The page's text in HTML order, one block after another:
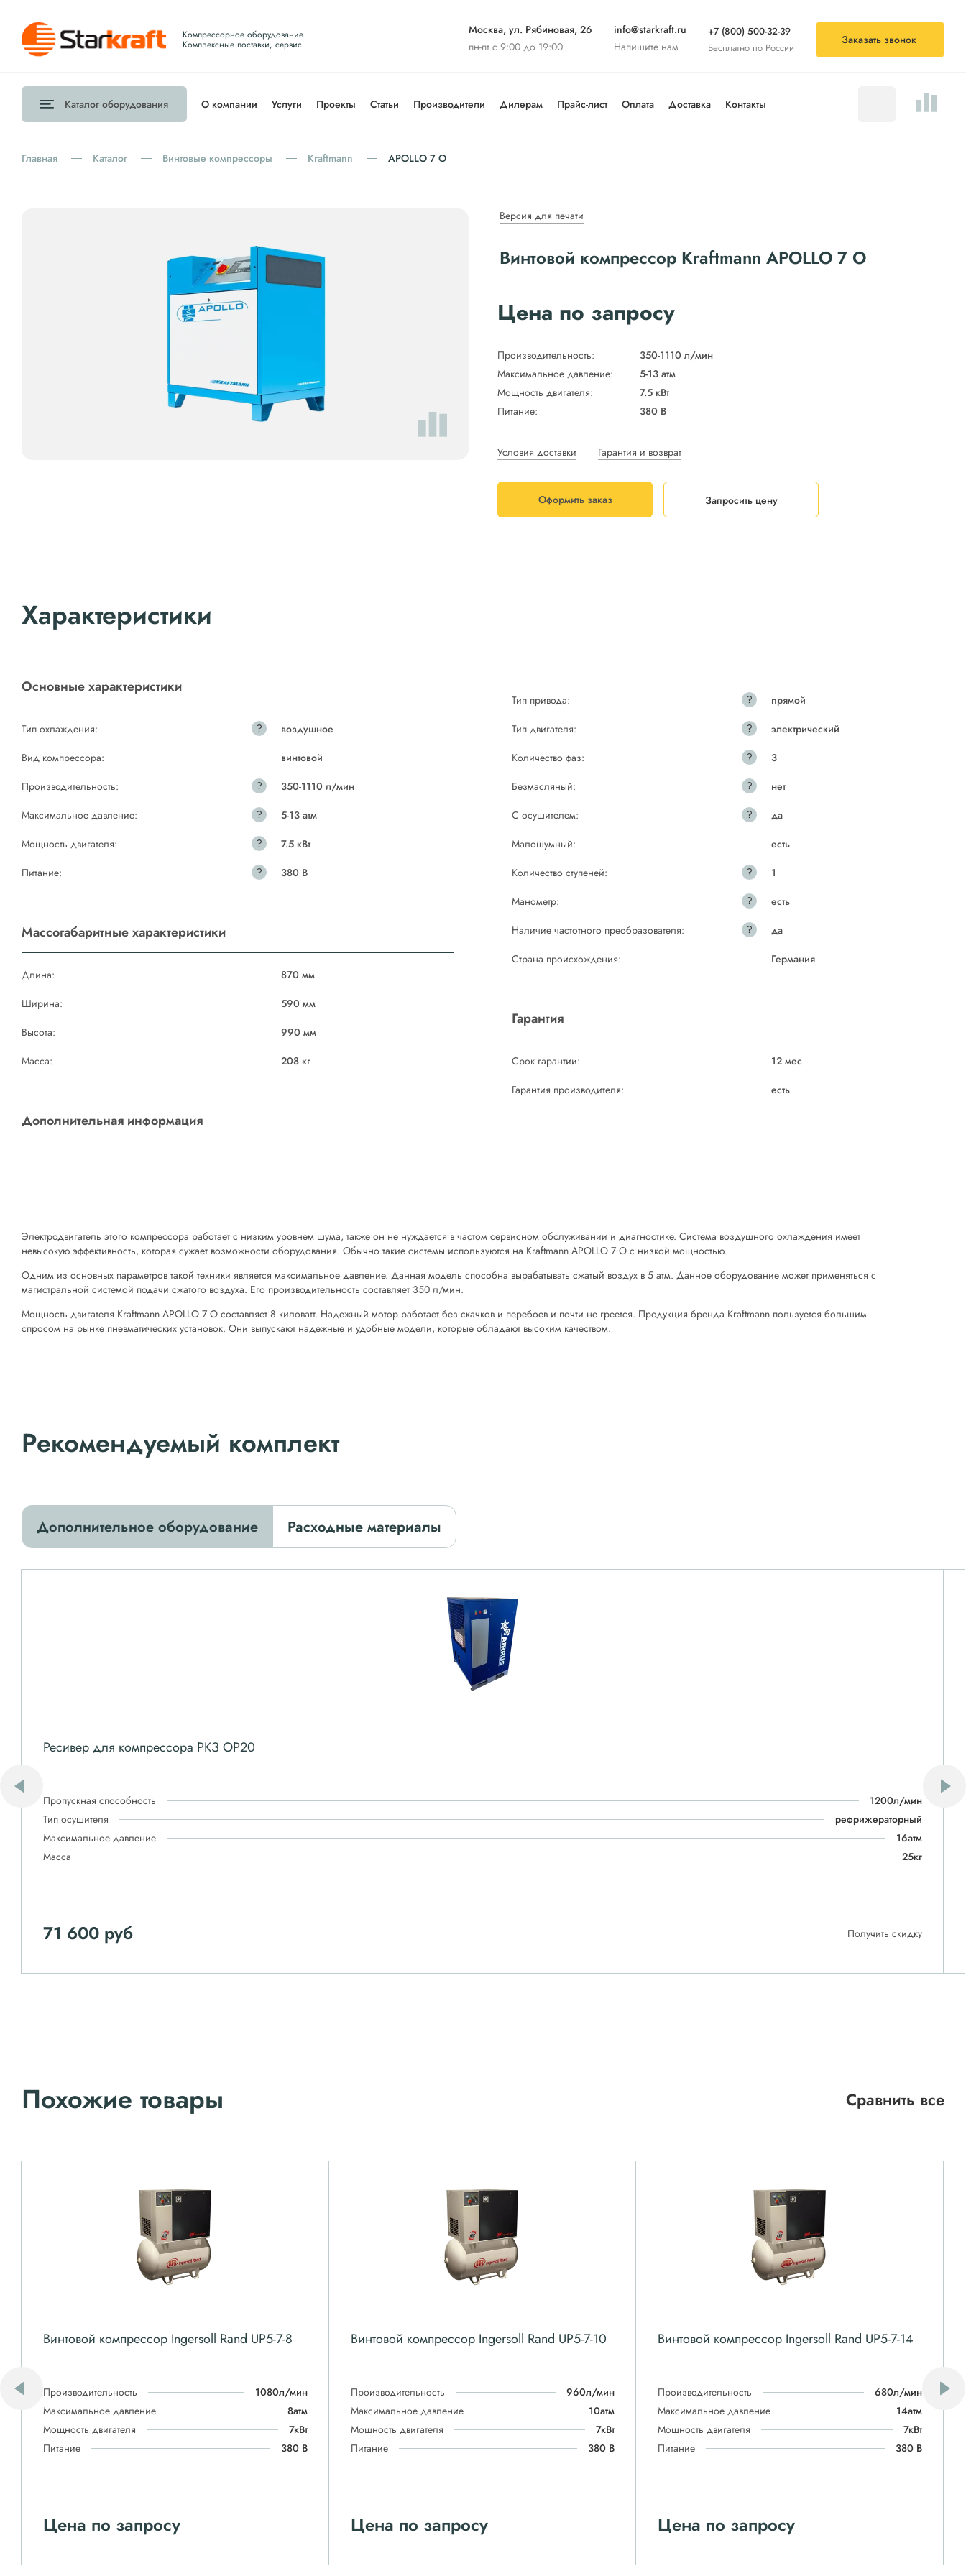
Компрессорное оборудование.
Комплексные поставки, сервис.
Москва, ул. Рябиновая, 26
пн-пт с 9:00 до 19:00
info@starkraft.ru
Напишите нам
+7 (800) 500-32-39
Бесплатно по России
Заказать звонок
Каталог оборудования О компании Услуги Проекты Статьи Производители Дилерам Прайс-лист Оплата Доставка Контакты
Главная Каталог Винтовые компрессоры Kraftmann APOLLO 7 O
Версия для печати
Винтовой компрессор Kraftmann APOLLO 7 O
Цена по запросу
Производительность:
350-1110 л/мин
Максимальное давление:
5-13 атм
Мощность двигателя:
7.5 кВт
Питание:
380 В
Условия доставки Гарантия и возврат
Оформить заказ Запросить цену
Характеристики
Основные характеристики
Тип охлаждения: ?
воздушное
Вид компрессора:
винтовой
Производительность:
?
350-1110 л/мин
Максимальное давление:
?
5-13 атм
Мощность двигателя:
?
7.5 кВт
Питание:
? 380 В
Массогабаритные характеристики
Длина:
870 мм
Ширина:
590 мм
Высота:
990 мм
Масса:
208 кг
Дополнительная информация
Тип привода: ?
прямой
Тип двигателя:
?
электрический
Количество фаз:
?
3
Безмасляный:
?
нет
С осушителем:
?
да
Малошумный:
есть
Количество ступеней:
?
1
Манометр:
?
есть
Наличие частотного преобразователя:
?
да
Страна происхождения:
Германия
Гарантия
Срок гарантии:
12 мес
Гарантия производителя:
есть
Электродвигатель этого компрессора работает с низким уровнем шума, также он не нуждается в частом сервисном обслуживании и диагностике. Система воздушного охлаждения имеет
невысокую эффективность, которая сужает возможности оборудования. Обычно такие системы используются на Kraftmann APOLLO 7 O с низкой мощностью.
Одним из основных параметров такой техники является максимальное давление. Данная модель способна вырабатывать сжатый воздух в 5 атм. Данное оборудование может применяться с
магистральной системой подачи сжатого воздуха. Его производительность составляет 350 л/мин.
Мощность двигателя Kraftmann APOLLO 7 O составляет 8 киловатт. Надежный мотор работает без скачков и перебоев и почти не греется. Продукция бренда Kraftmann пользуется большим
спросом на рынке пневматических установок. Они выпускают надежные и удобные модели, которые обладают высоким качеством.
Рекомендуемый комплект
Дополнительное оборудование Расходные материалы
Ресивер для компрессора РКЗ OP20
Пропускная способность
1200л/мин
Тип осушителя
рефрижераторный
Максимальное давление
16атм
Масса
25кг
71 600 руб Получить скидку
Похожие товары Сравнить все
Винтовой компрессор Ingersoll Rand UP5-7-8
Производительность
1080л/мин
Максимальное давление
8атм
Мощность двигателя
7кВт
Питание
380 В
Цена по запросу
Винтовой компрессор Ingersoll Rand UP5-7-10
Производительность
960л/мин
Максимальное давление
10атм
Мощность двигателя
7кВт
Питание
380 В
Цена по запросу
Винтовой компрессор Ingersoll Rand UP5-7-14
Производительность
680л/мин
Максимальное давление
14атм
Мощность двигателя
7кВт
Питание
380 В
Цена по запросу